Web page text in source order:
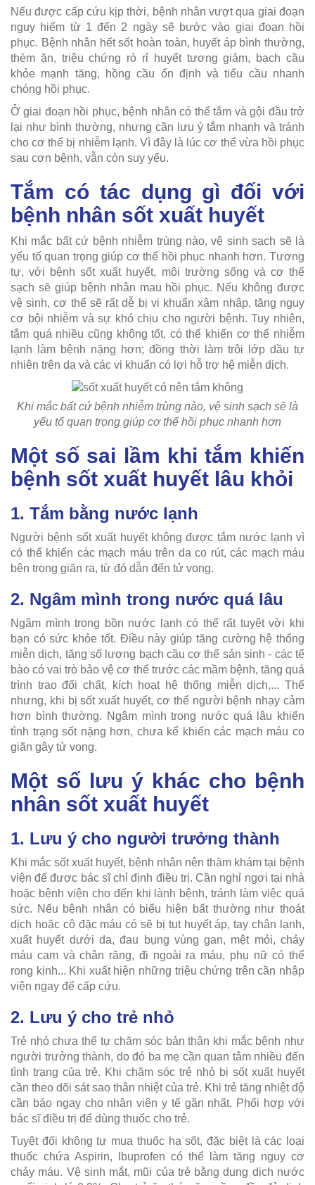
Nếu được cấp cứu kịp thời, bệnh nhân vượt qua giai đoạn
nguy hiểm từ 1 đến 2 ngày sẽ bước vào giai đoạn hồi
phục. Bệnh nhân hết sốt hoàn toàn, huyết áp bình thường,
thèm ăn, triệu chứng rò rỉ huyết tương giảm, bạch cầu
khỏe mạnh tăng, hồng cầu ổn định và tiểu cầu nhanh
chóng hồi phục.
Ở giai đoạn hồi phục, bệnh nhân có thể tắm và gội đầu trở
lại như bình thường, nhưng cần lưu ý tắm nhanh và tránh
cho cơ thể bị nhiễm lạnh. Vì đây là lúc cơ thể vừa hồi phục
sau cơn bệnh, vẫn còn suy yếu.
Tắm có tác dụng gì đối với
bệnh nhân sốt xuất huyết
Khi mắc bất cứ bệnh nhiễm trùng nào, vệ sinh sạch sẽ là
yếu tố quan trọng giúp cơ thể hồi phục nhanh hơn. Tương
tự, với bệnh sốt xuất huyết, môi trường sống và cơ thể
sạch sẽ giúp bệnh nhân mau hồi phục. Nếu không được
vệ sinh, cơ thể sẽ rất dễ bị vi khuẩn xâm nhập, tăng nguy
cơ bội nhiễm và sự khó chịu cho người bệnh. Tuy nhiên,
tắm quá nhiều cũng không tốt, có thể khiến cơ thể nhiễm
lạnh làm bệnh nặng hơn; đồng thời làm trôi lớp dầu tự
nhiên trên da và các vi khuẩn có lợi hỗ trợ hệ miễn dịch.
Khi mắc bất cứ bệnh nhiễm trùng nào, vệ sinh sạch sẽ là
yếu tố quan trọng giúp cơ thể hồi phục nhanh hơn
Một số sai lầm khi tắm khiến
bệnh sốt xuất huyết lâu khỏi
1. Tắm bằng nước lạnh
Người bệnh sốt xuất huyết không được tắm nước lạnh vì
có thể khiến các mạch máu trên da co rút, các mạch máu
bên trong giãn ra, từ đó dẫn đến tử vong.
2. Ngâm mình trong nước quá lâu
Ngâm mình trong bồn nước lạnh có thể rất tuyệt vời khi
bạn có sức khỏe tốt. Điều này giúp tăng cường hệ thống
miễn dịch, tăng số lượng bạch cầu cơ thể sản sinh - các tế
bào có vai trò bảo vệ cơ thể trước các mầm bệnh, tăng quá
trình trao đổi chất, kích hoạt hệ thống miễn dịch,... Thế
nhưng, khi bị sốt xuất huyết, cơ thể người bệnh nhạy cảm
hơn bình thường. Ngâm mình trong nước quá lâu khiến
tình trạng sốt nặng hơn, chưa kể khiến các mạch máu co
giãn gây tử vong.
Một số lưu ý khác cho bệnh
nhân sốt xuất huyết
1. Lưu ý cho người trưởng thành
Khi mắc sốt xuất huyết, bệnh nhân nên thăm khám tại bệnh
viện để được bác sĩ chỉ định điều trị. Cần nghỉ ngơi tại nhà
hoặc bệnh viện cho đến khi lành bệnh, tránh làm việc quá
sức. Nếu bệnh nhân có biểu hiện bất thường như thoát
dịch hoặc cô đặc máu có sẽ bị tụt huyết áp, tay chân lạnh,
xuất huyết dưới da, đau bụng vùng gan, mệt mỏi, chảy
máu cam và chân răng, đi ngoài ra máu, phụ nữ có thể
rong kinh... Khi xuất hiện những triệu chứng trên cần nhập
viện ngay để cấp cứu.
2. Lưu ý cho trẻ nhỏ
Trẻ nhỏ chưa thể tự chăm sóc bản thân khi mắc bệnh như
người trưởng thành, do đó ba mẹ cần quan tâm nhiều đến
tình trạng của trẻ. Khi chăm sóc trẻ nhỏ bị sốt xuất huyết
cần theo dõi sát sao thân nhiệt của trẻ. Khi trẻ tăng nhiệt độ
cần báo ngay cho nhân viên y tế gần nhất. Phối hợp với
bác sĩ điều trị để dùng thuốc cho trẻ.
Tuyệt đối không tự mua thuốc hạ sốt, đặc biệt là các loại
thuốc chứa Aspirin, Ibuprofen có thể làm tăng nguy cơ
chảy máu. Vệ sinh mắt, mũi của trẻ bằng dung dịch nước